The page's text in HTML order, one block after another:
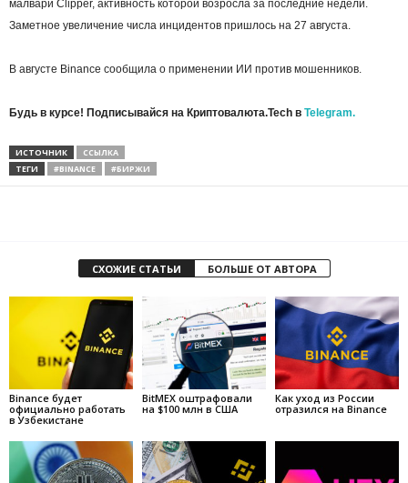
малвари Clipper, активность которой возросла за последние недели.
Заметное увеличение числа инцидентов пришлось на 27 августа.
В августе Binance сообщила о применении ИИ против мошенников.
Будь в курсе! Подписывайся на Криптовалюта.Tech в Telegram.
ИСТОЧНИК
ССЫЛКА
ТЕГИ
#BINANCE #БИРЖИ
СХОЖИЕ СТАТЬИ БОЛЬШЕ ОТ АВТОРА
Binance будет
официально работать
в Узбекистане
BitMEX оштрафовали
на $100 млн в США
Как уход из России
отразился на Binance